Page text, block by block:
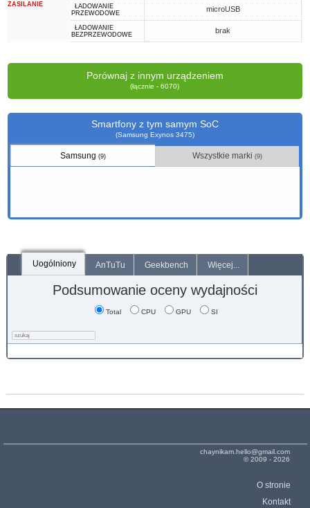
ZASILANIE
ŁADOWANIE
PRZEWODOWE
microUSB
ŁADOWANIE
BEZPRZEWODOWE
brak
Porównaj z innym urządzeniem
(łącznie - 6070)
Smartfony z tym samym SoC
(Samsung Exynos 3475)
Samsung(9) Wszystkie marki(9)
Uogólniony AnTuTu Geekbench Więcej...
Podsumowanie oceny wydajności
Total CPU GPU SI
chaynikam.hello@gmail.com
© 2009 - 2026
O stronie
Kontakt